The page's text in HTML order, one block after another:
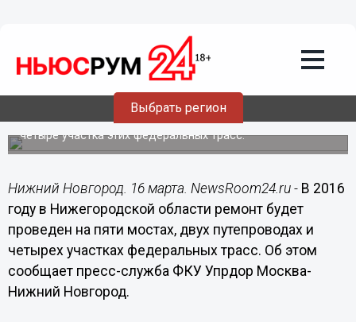
Выбрать регион
Пять мостов отремонтируют на
федеральных трассах М-7 и Р-158 в
2016 году в Нижегородской области
Также будут отремонтированы два путепровода и
четыре участка этих федеральных трасс.
Нижний Новгород. 16 марта. NewsRoom24.ru - В 2016
году в Нижегородской области ремонт будет
проведен на пяти мостах, двух путепроводах и
четырех участках федеральных трасс. Об этом
сообщает пресс-служба ФКУ Упрдор Москва-
Нижний Новгород.